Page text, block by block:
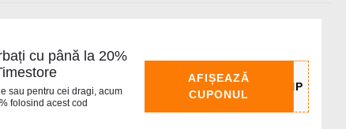
cu până la 20%
sau pentru cei dragi, acum
folosind acest cod
AFIȘEAZĂ
CUPONUL